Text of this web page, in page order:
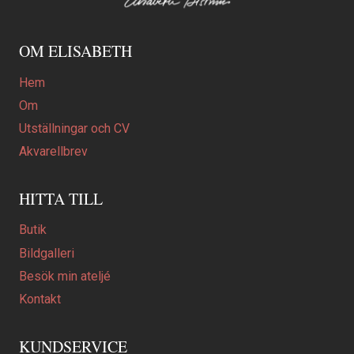
OM ELISABETH
Hem
Om
Utställningar och CV
Akvarellbrev
HITTA TILL
Butik
Bildgalleri
Besök min ateljé
Kontakt
KUNDSERVICE